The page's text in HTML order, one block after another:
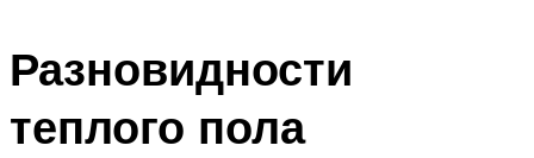
Разновидности
теплого пола